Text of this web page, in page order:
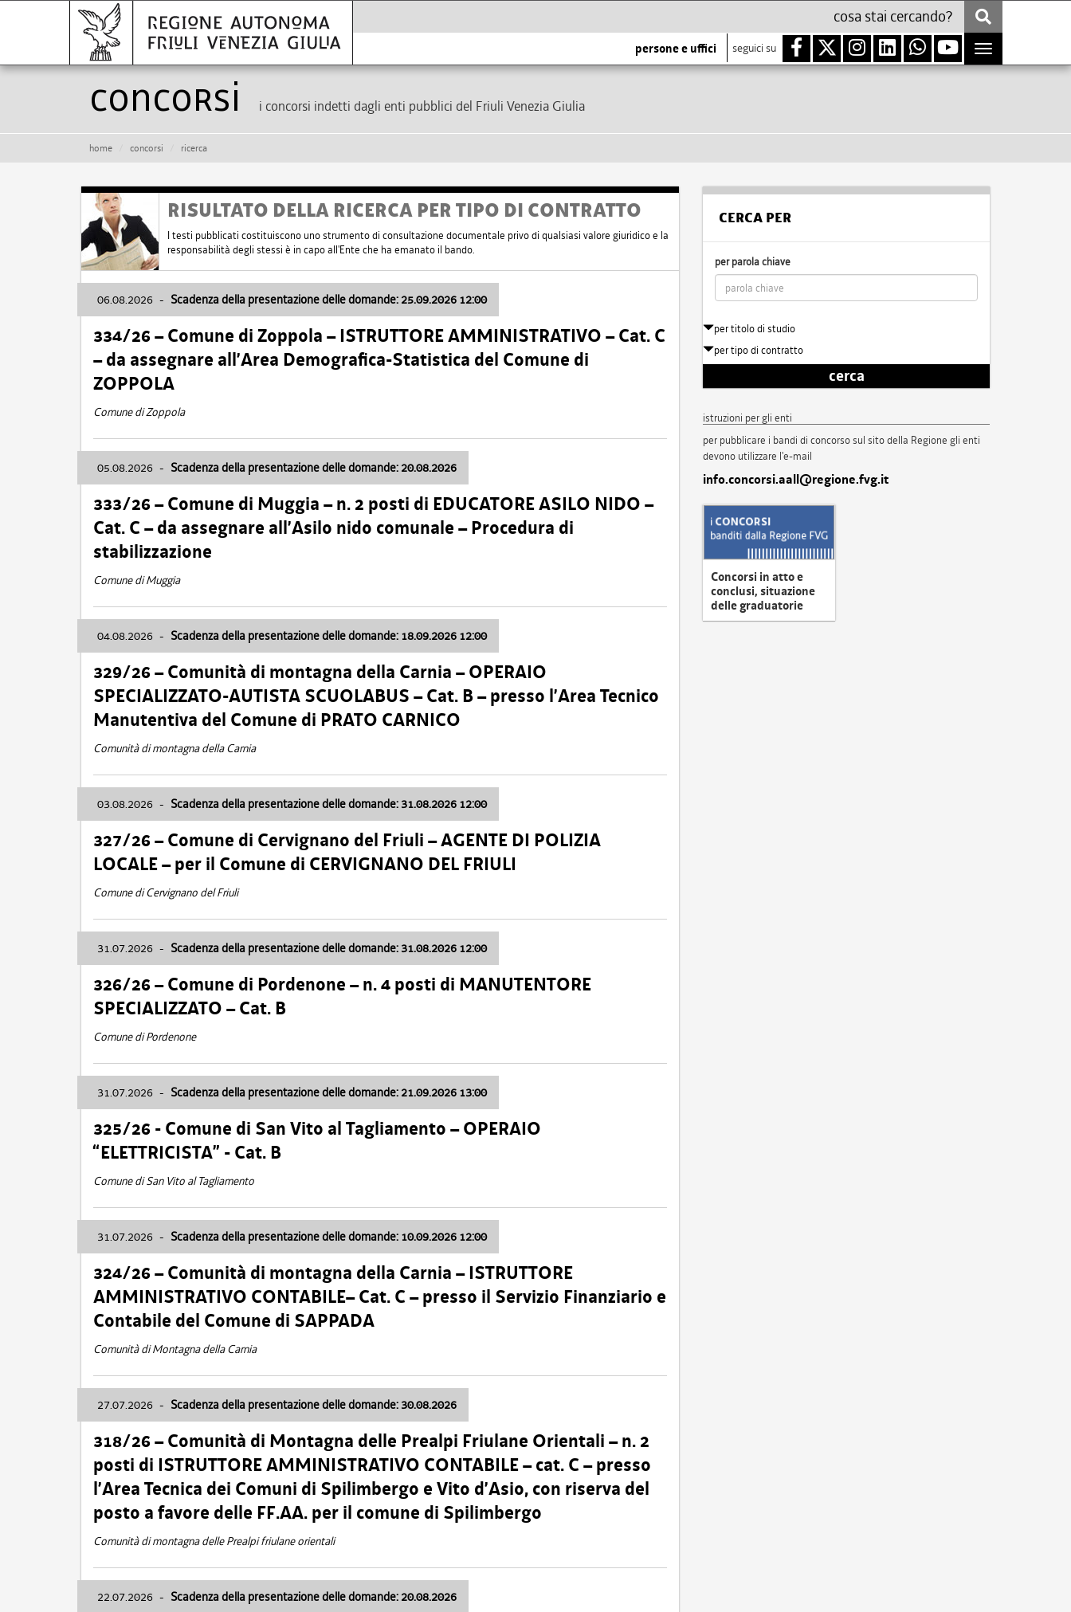
persone e uffici seguici su
Toggle
navigation
Concorsi i concorsi indetti dagli enti pubblici del Friuli Venezia Giulia
home concorsi ricerca
RISULTATO DELLA RICERCA PER TIPO DI CONTRATTO
I testi pubblicati costituiscono uno strumento di consultazione documentale privo di qualsiasi valore giuridico e la
responsabilità degli stessi è in capo all'Ente che ha emanato il bando.
06.08.2026 - Scadenza della presentazione delle domande: 25.09.2026 12:00
334/26 – Comune di Zoppola – ISTRUTTORE AMMINISTRATIVO – Cat. C
– da assegnare all’Area Demografica-Statistica del Comune di
ZOPPOLA
Comune di Zoppola
05.08.2026 - Scadenza della presentazione delle domande: 20.08.2026
333/26 – Comune di Muggia – n. 2 posti di EDUCATORE ASILO NIDO –
Cat. C – da assegnare all’Asilo nido comunale – Procedura di
stabilizzazione
Comune di Muggia
04.08.2026 - Scadenza della presentazione delle domande: 18.09.2026 12:00
329/26 – Comunità di montagna della Carnia – OPERAIO
SPECIALIZZATO-AUTISTA SCUOLABUS – Cat. B – presso l’Area Tecnico
Manutentiva del Comune di PRATO CARNICO
Comunità di montagna della Carnia
03.08.2026 - Scadenza della presentazione delle domande: 31.08.2026 12:00
327/26 – Comune di Cervignano del Friuli – AGENTE DI POLIZIA
LOCALE – per il Comune di CERVIGNANO DEL FRIULI
Comune di Cervignano del Friuli
31.07.2026 - Scadenza della presentazione delle domande: 31.08.2026 12:00
326/26 – Comune di Pordenone – n. 4 posti di MANUTENTORE
SPECIALIZZATO – Cat. B
Comune di Pordenone
31.07.2026 - Scadenza della presentazione delle domande: 21.09.2026 13:00
325/26 - Comune di San Vito al Tagliamento – OPERAIO
“ELETTRICISTA” - Cat. B
Comune di San Vito al Tagliamento
31.07.2026 - Scadenza della presentazione delle domande: 10.09.2026 12:00
324/26 – Comunità di montagna della Carnia – ISTRUTTORE
AMMINISTRATIVO CONTABILE– Cat. C – presso il Servizio Finanziario e
Contabile del Comune di SAPPADA
Comunità di Montagna della Carnia
27.07.2026 - Scadenza della presentazione delle domande: 30.08.2026
318/26 – Comunità di Montagna delle Prealpi Friulane Orientali – n. 2
posti di ISTRUTTORE AMMINISTRATIVO CONTABILE – cat. C – presso
l’Area Tecnica dei Comuni di Spilimbergo e Vito d’Asio, con riserva del
posto a favore delle FF.AA. per il comune di Spilimbergo
Comunità di montagna delle Prealpi friulane orientali
22.07.2026 - Scadenza della presentazione delle domande: 20.08.2026
CERCA PER
per parola chiave
per titolo di studio
per tipo di contratto
cerca
istruzioni per gli enti
per pubblicare i bandi di concorso sul sito della Regione gli enti
devono utilizzare l'e-mail
info.concorsi.aall@regione.fvg.it
Concorsi in atto e
conclusi, situazione
delle graduatorie